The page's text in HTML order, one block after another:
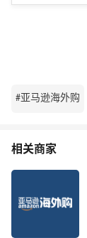
#亚马逊海外购
相关商家